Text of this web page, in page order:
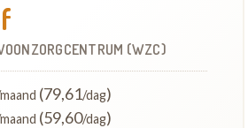
(WZC)
(79,61/dag)
(59,60/dag)